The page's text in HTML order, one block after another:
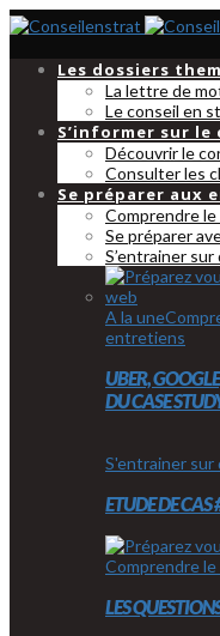
Les dossiers
La lettre de
Le conseil en
S’informer sur le
Découvrir le
Consulter les
Se préparer aux
Comprendre
Se préparer
S’entrainer
A la une
entretiens
UBER,
DU CASE
S'entrainer sur
ETUDE DE CAS
Comprendre
LES